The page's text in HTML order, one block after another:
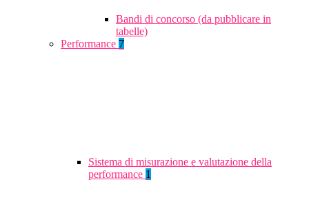
Bandi di concorso (da pubblicare in
tabelle)
Performance 7
Sistema di misurazione e valutazione della
performance 1